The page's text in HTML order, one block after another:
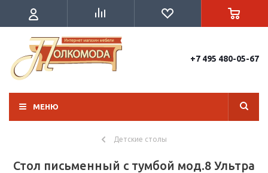
+7 495 480-05-67
МЕНЮ
Детские столы
Стол письменный с тумбой мод.8 Ультра